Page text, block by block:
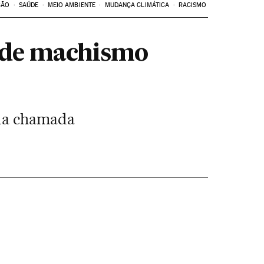
SAÚDE MEIO AMBIENTE MUDANÇA CLIMÁTICA RACISMO
machismo
chamada